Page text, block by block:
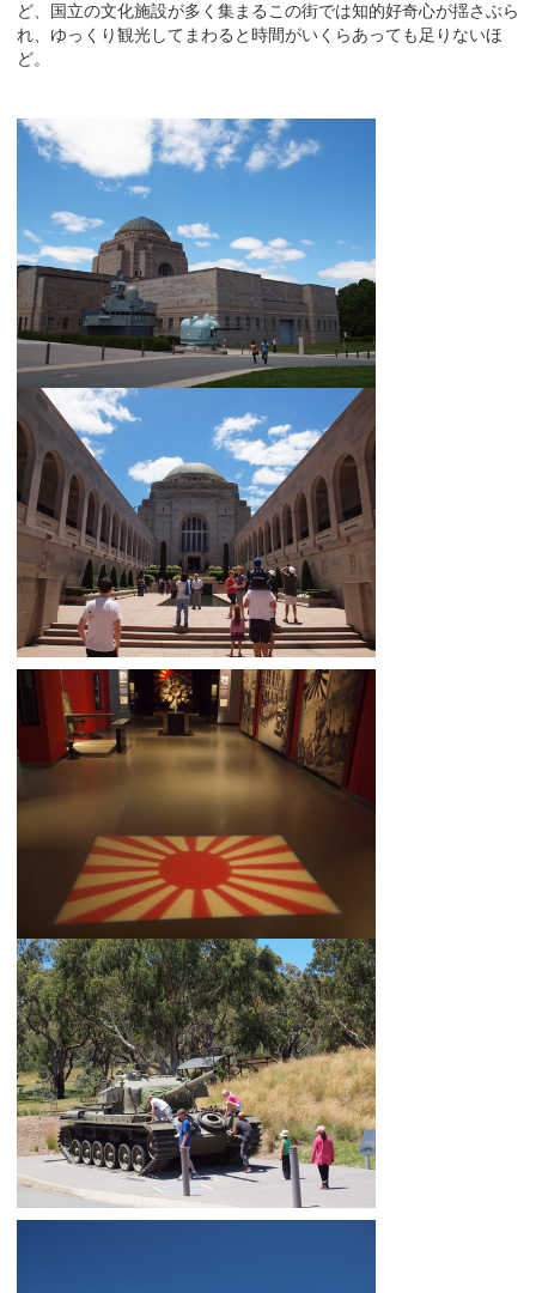
ど、国立の文化施設が多く集まるこの街では知的好奇心が揺さぶら
れ、ゆっくり観光してまわると時間がいくらあっても足りないほ
ど。